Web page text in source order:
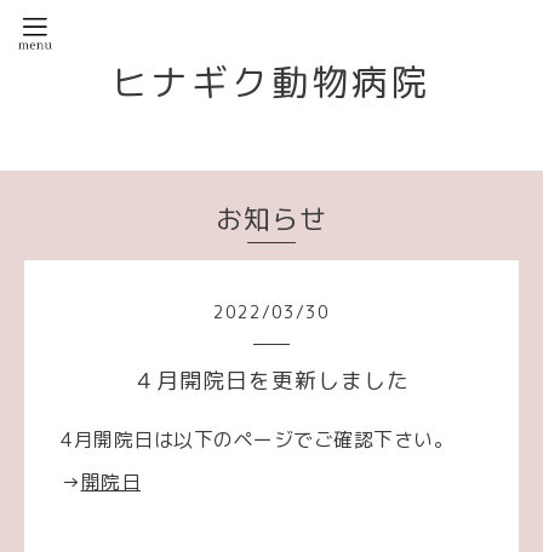
ヒナギク動物病院
お知らせ
2022/03/30
４月開院日を更新しました
4月開院日は以下のページでご確認下さい。
→開院日